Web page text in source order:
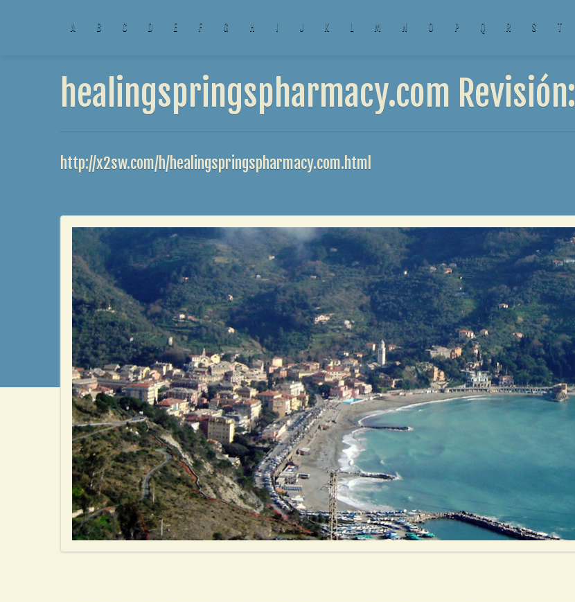
A B C D E F G H I J K L M N O P Q R S T
healingspringspharmacy.com Revisión:
http://x2sw.com/h/healingspringspharmacy.com.html